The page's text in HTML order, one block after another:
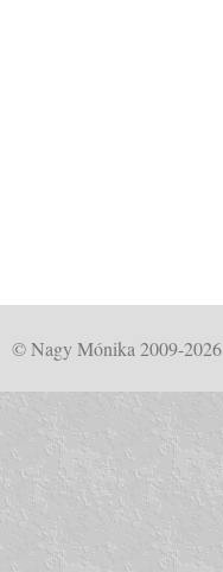
© Nagy Mónika 2009-2026